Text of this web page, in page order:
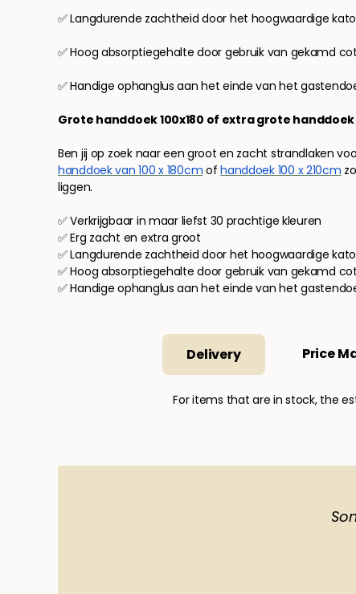
✅ Langdurende zachtheid door het hoogwaardige
✅ Hoog absorptiegehalte door gebruik van gekamd
✅ Handige ophanglus aan het einde van het
Grote handdoek 100x180 of extra grote handdoek
Ben jij op zoek naar een groot en zacht strandlaken
handdoek van 100 x 180cm ofhanddoek 100 x 210cm
liggen.
✅ Verkrijgbaar in maar liefst 30 prachtige kleuren
✅ Erg zacht en extra groot
✅ Langdurende zachtheid door het hoogwaardige
✅ Hoog absorptiegehalte door gebruik van gekamd
✅ Handige ophanglus aan het einde van het
Delivery Price
For items that are in stock, the